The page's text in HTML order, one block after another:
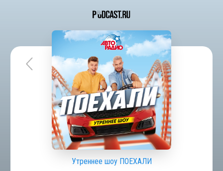
Утреннее шоу ПОЕХАЛИ